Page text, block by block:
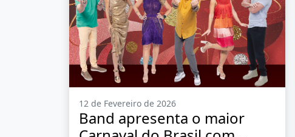
12 de Fevereiro de 2026
Band apresenta o maior